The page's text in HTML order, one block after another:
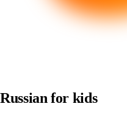
Russian for kids